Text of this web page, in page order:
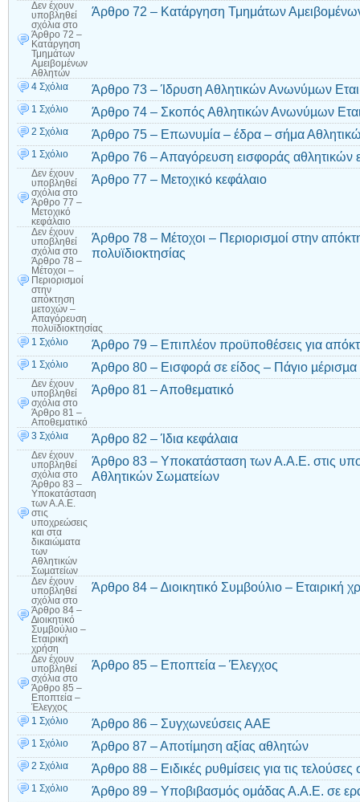
Δεν έχουν
υποβληθεί
σχόλια στο
Άρθρο 72 –
Κατάργηση
Τμημάτων
Αμειβομένων
Αθλητών
Άρθρο 72 – Κατάργηση Τμημάτων
4 Σχόλια Άρθρο 73 – Ίδρυση Αθλητικών Ανωνύµων
1 Σχόλιο Άρθρο 74 – Σκοπός Αθλητικών Ανωνύµων
2 Σχόλια Άρθρο 75 – Επωνυμία – έδρα – σήμα
1 Σχόλιο Άρθρο 76 – Απαγόρευση εισφοράς αθλητικών
Δεν έχουν
υποβληθεί
σχόλια στο
Άρθρο 77 –
Μετοχικό
κεφάλαιο
Άρθρο 77 – Μετοχικό κεφάλαιο
Δεν έχουν
υποβληθεί
σχόλια στο
Άρθρο 78 –
Μέτοχοι –
Περιορισµοί
στην
απόκτηση
µετοχών –
Απαγόρευση
πολυϊδιοκτησίας
Άρθρο 78 – Μέτοχοι – Περιορισµοί στην
πολυϊδιοκτησίας
1 Σχόλιο Άρθρο 79 – Επιπλέον προϋποθέσεις για
1 Σχόλιο Άρθρο 80 – Εισφορά σε είδος – Πάγιο µέρισµα
Δεν έχουν
υποβληθεί
σχόλια στο
Άρθρο 81 –
Αποθεματικό
Άρθρο 81 – Αποθεματικό
3 Σχόλια Άρθρο 82 – Ίδια κεφάλαια
Δεν έχουν
υποβληθεί
σχόλια στο
Άρθρο 83 –
Υποκατάσταση
των Α.Α.Ε.
στις
υποχρεώσεις
και στα
δικαιώµατα
των
Αθλητικών
Σωµατείων
Άρθρο 83 – Υποκατάσταση των Α.Α.Ε. στις
Αθλητικών Σωµατείων
Δεν έχουν
υποβληθεί
σχόλια στο
Άρθρο 84 –
∆ιοικητικό
Συµβούλιο –
Εταιρική
χρήση
Άρθρο 84 – ∆ιοικητικό Συµβούλιο – Εταιρική
Δεν έχουν
υποβληθεί
σχόλια στο
Άρθρο 85 –
Εποπτεία –
Έλεγχος
Άρθρο 85 – Εποπτεία – Έλεγχος
1 Σχόλιο Άρθρο 86 – Συγχωνεύσεις ΑΑΕ
1 Σχόλιο Άρθρο 87 – Αποτίµηση αξίας αθλητών
2 Σχόλια Άρθρο 88 – Ειδικές ρυθμίσεις για τις
1 Σχόλιο Άρθρο 89 – Υποβιβασμός ομάδας Α.Α.Ε. σε